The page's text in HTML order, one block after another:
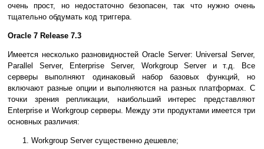
очень прост, но недостаточно безопасен, так что нужно очень
тщательно обдумать код триггера.
Oracle 7 Release 7.3
Имеется несколько разновидностей Oracle Server: Universal Server,
Parallel Server, Enterprise Server, Workgroup Server и т.д. Все
серверы выполняют одинаковый набор базовых функций, но
включают разные опции и выполняются на разных платформах. С
точки зрения репликации, наибольший интерес представляют
Enterprise и Workgroup серверы. Между эти продуктами имеется три
основных различия:
Workgroup Server существенно дешевле;